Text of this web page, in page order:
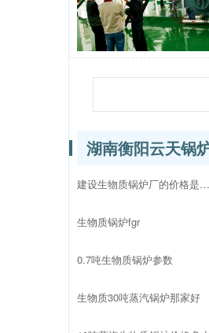
湖南衡阳云天锅
建设生物质锅炉厂的价格是多少
生物质锅炉fgr
0.7吨生物质锅炉参数
生物质30吨蒸汽锅炉那家好